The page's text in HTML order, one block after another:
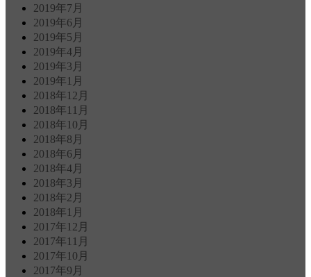
2019年7月
2019年6月
2019年5月
2019年4月
2019年3月
2019年1月
2018年12月
2018年11月
2018年10月
2018年8月
2018年6月
2018年4月
2018年3月
2018年2月
2018年1月
2017年12月
2017年11月
2017年10月
2017年9月